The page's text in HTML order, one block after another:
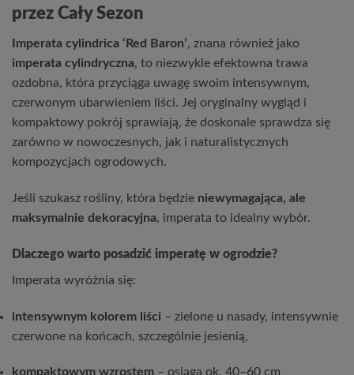
przez Cały Sezon
Imperata cylindrica ‘Red Baron’, znana również jako
imperata cylindryczna, to niezwykle efektowna trawa
ozdobna, która przyciąga uwagę swoim intensywnym,
czerwonym ubarwieniem liści. Jej oryginalny wygląd i
kompaktowy pokrój sprawiają, że doskonale sprawdza się
zarówno w nowoczesnych, jak i naturalistycznych
kompozycjach ogrodowych.
Jeśli szukasz rośliny, która będzie niewymagająca, ale
maksymalnie dekoracyjna, imperata to idealny wybór.
Dlaczego warto posadzić imperatę w ogrodzie?
Imperata wyróżnia się:
intensywnym kolorem liści – zielone u nasady, intensywnie
czerwone na końcach, szczególnie jesienią,
kompaktowym wzrostem – osiąga ok. 40–60 cm